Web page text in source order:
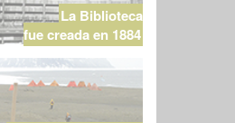
La Biblioteca
fue creada en 1884